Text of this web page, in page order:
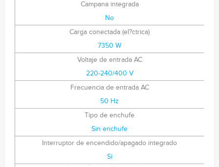
Campana integrada
No
Carga conectada (el?ctrica)
7350 W
Voltaje de entrada AC
220-240/400 V
Frecuencia de entrada AC
50 Hz
Tipo de enchufe
Sin enchufe
Interruptor de encendido/apagado integrado
Si